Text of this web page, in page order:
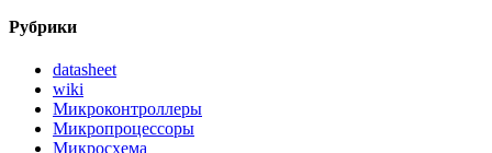
Рубрики
datasheet
wiki
Микроконтроллеры
Микропроцессоры
Микросхема